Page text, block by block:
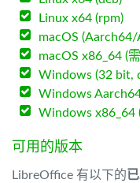
Linux x64 (rpm)
macOS
macOS x86_64 (
Windows (32 bit,
Windows
Windows x86_64
可用的版本
LibreOffice 有以下的